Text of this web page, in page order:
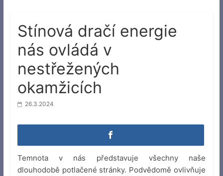
Stínová dračí energie
nás ovládá v
nestřežených
okamžicích
26.3.2024
Temnota v nás představuje všechny naše
dlouhodobě potlačené stránky. Podvědomě ovlivňuje